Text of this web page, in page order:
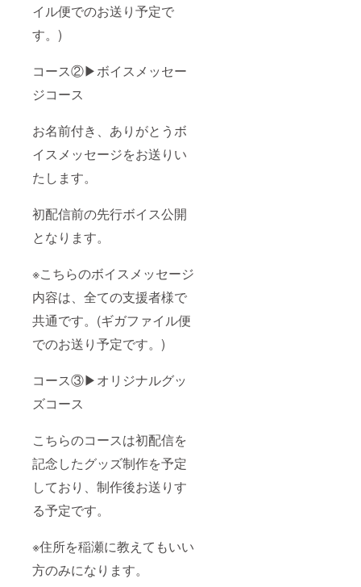
イル便でのお送り予定で
す。)
コース②▶ボイスメッセー
ジコース
お名前付き、ありがとうボ
イスメッセージをお送りい
たします。
初配信前の先行ボイス公開
となります。
※こちらのボイスメッセージ
内容は、全ての支援者様で
共通です。(ギガファイル便
でのお送り予定です。)
コース③▶オリジナルグッ
ズコース
こちらのコースは初配信を
記念したグッズ制作を予定
しており、制作後お送りす
る予定です。
※住所を稲瀬に教えてもいい
方のみになります。